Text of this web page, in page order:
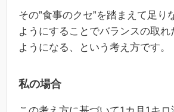
その”食事のクセ”を踏まえて足り
ようにすることでバランスの取れ
ようになる、という考え方です。
私の場合